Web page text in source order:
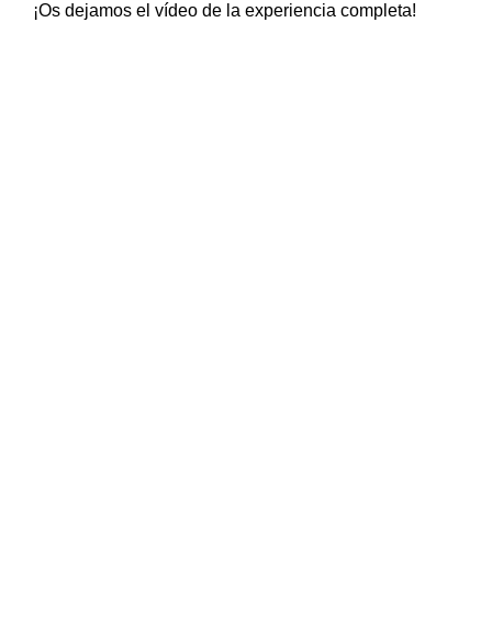
¡Os dejamos el vídeo de la experiencia completa!